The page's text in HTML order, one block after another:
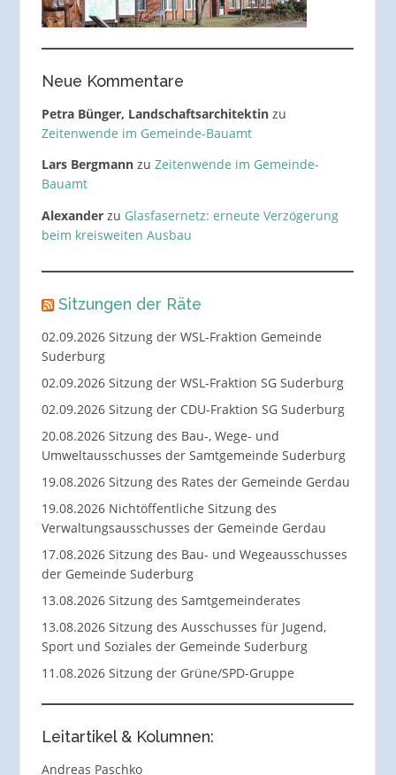
Neue Kommentare
Petra Bünger, Landschaftsarchitektinzu
Zeitenwende im Gemeinde-Bauamt
Lars Bergmannzu Zeitenwende im Gemeinde-
Bauamt
Alexanderzu Glasfasernetz: erneute Verzögerung
beim kreisweiten Ausbau
Sitzungen der Räte
02.09.2026 Sitzung der WSL-Fraktion Gemeinde
Suderburg
02.09.2026 Sitzung der WSL-Fraktion SG Suderburg
02.09.2026 Sitzung der CDU-Fraktion SG Suderburg
20.08.2026 Sitzung des Bau-, Wege- und
Umweltausschusses der Samtgemeinde Suderburg
19.08.2026 Sitzung des Rates der Gemeinde Gerdau
19.08.2026 Nichtöffentliche Sitzung des
Verwaltungsausschusses der Gemeinde Gerdau
17.08.2026 Sitzung des Bau- und Wegeausschusses
der Gemeinde Suderburg
13.08.2026 Sitzung des Samtgemeinderates
13.08.2026 Sitzung des Ausschusses für Jugend,
Sport und Soziales der Gemeinde Suderburg
11.08.2026 Sitzung der Grüne/SPD-Gruppe
Leitartikel & Kolumnen:
Andreas Paschko